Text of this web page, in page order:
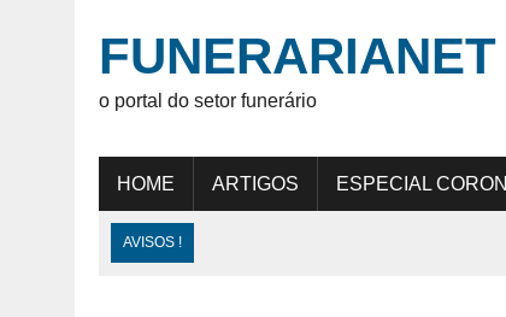
FUNERARIANET
o portal do setor funerário
HOME ARTIGOS ESPECIAL
AVISOS !